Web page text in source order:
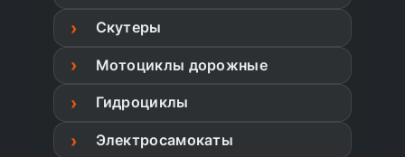
Скутеры
Мотоциклы дорожные
Гидроциклы
Электросамокаты